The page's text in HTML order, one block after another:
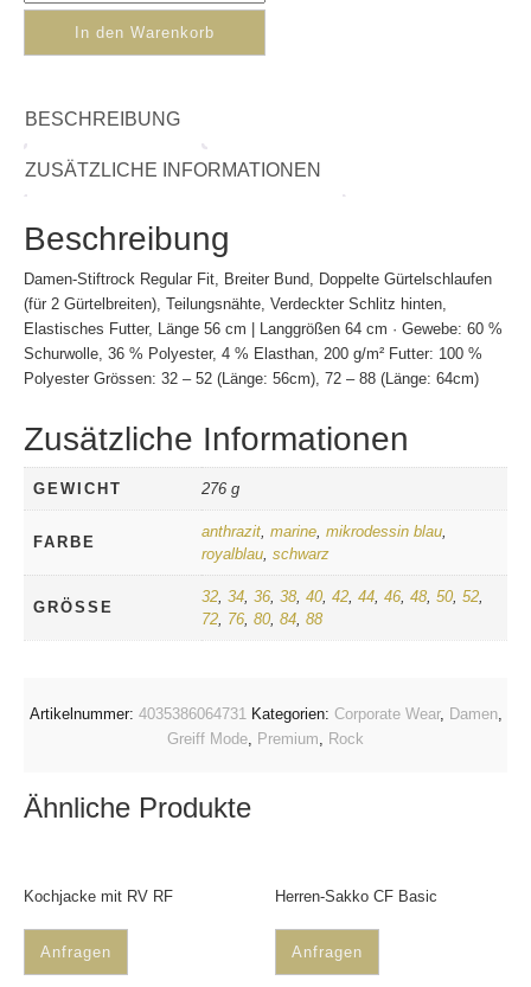
In den Warenkorb
BESCHREIBUNG
ZUSÄTZLICHE INFORMATIONEN
Beschreibung
Damen-Stiftrock Regular Fit, Breiter Bund, Doppelte Gürtelschlaufen
(für 2 Gürtelbreiten), Teilungsnähte, Verdeckter Schlitz hinten,
Elastisches Futter, Länge 56 cm | Langgrößen 64 cm · Gewebe: 60 %
Schurwolle, 36 % Polyester, 4 % Elasthan, 200 g/m² Futter: 100 %
Polyester Grössen: 32 – 52 (Länge: 56cm), 72 – 88 (Länge: 64cm)
Zusätzliche Informationen
GEWICHT 276 g
FARBE
anthrazit, marine, mikrodessin blau,
royalblau, schwarz
GRÖSSE
32, 34, 36, 38, 40, 42, 44, 46, 48, 50, 52,
72, 76, 80, 84, 88
Artikelnummer: 4035386064731 Kategorien: Corporate Wear, Damen,
Greiff Mode, Premium, Rock
Ähnliche Produkte
Kochjacke mit RV RF
Anfragen
Herren-Sakko CF Basic
Anfragen